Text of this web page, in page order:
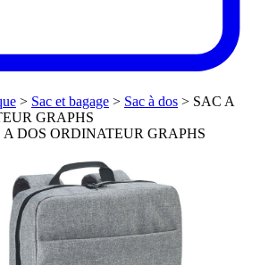
> Sac et bagage > Sac à dos > SAC A
GRAPHS
A DOS ORDINATEUR GRAPHS